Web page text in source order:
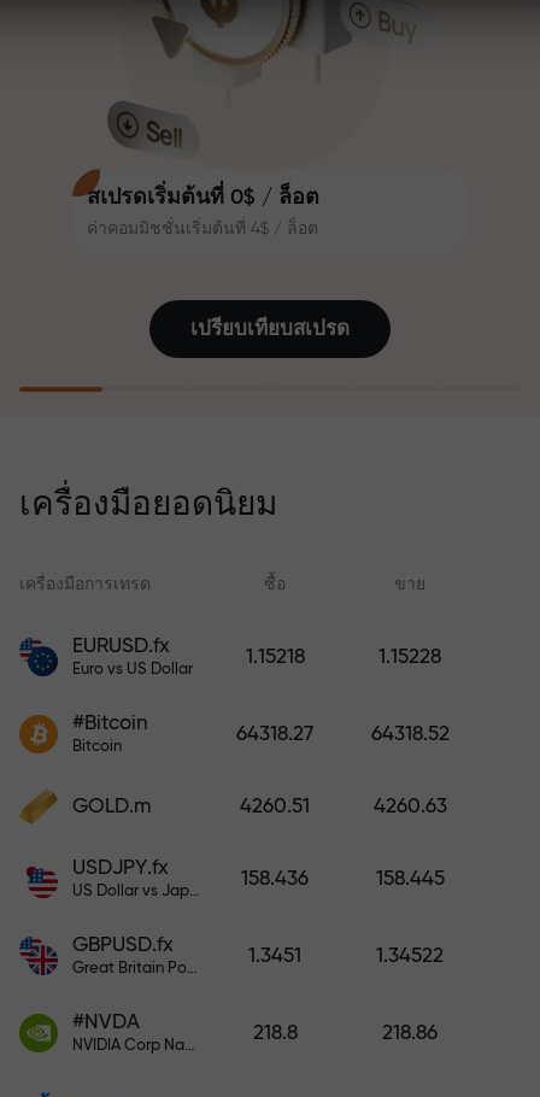
สเปรดเริ่มต้นที่ 0$ / ล็อต
ค่าคอมมิชชั่นเริ่มต้นที่ 4$ / ล็อต
ความเร็วในสนามแข่งและความเร็ว
ในการเทรดมีคุณค่าเดียวกัน Aleš
Loprais นำความมุ่งมั่นและวินัยเข้าสู่
โลกของการเทรด ในฐานะพันธมิตรที่
สร้างแรงบันดาลใจให้ลูกค้าบรรลุเป้า
หมายที่ทะเยอทะยาน
คนสามารถรับ iPhone, MacBook
หรือทริปในฝัน เพียงแค่ฝากเงิน
การขาดทุนและรับประกันกำไรเพิ่ม
ปกป้อง!
ผิด ยิ่งฝากมาก ตัวคูณยิ่งสูง
โบนัสสูงสุด X1000 — ตัวคูณที่ใหญ่ที่สุด
เปรียบเทียบสเปรด
เครื่องมือยอดนิยม
เครื่องมือการเทรด ซื้อ ขาย
EURUSD.fx
Euro vs US Dollar
1.15218 1.15228
#Bitcoin
Bitcoin
64318.27 64318.52
GOLD.m 4260.51 4260.63
USDJPY.fx
US Dollar vs Japanese Yen
158.436 158.445
GBPUSD.fx
Great Britain Pound vs US Dollar
1.3451 1.34522
#NVDA
NVIDIA Corp Nasdaq Stock Exchange (Nasdaq) USD
218.8 218.86